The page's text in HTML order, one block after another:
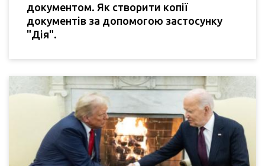
документом. Як створити копії
документів за допомогою застосунку
"Дія".